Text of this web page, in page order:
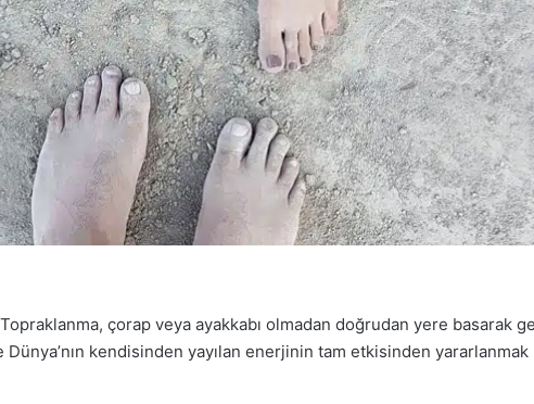
çorap veya ayakkabı olmadan doğrudan yere basarak
kendisinden yayılan enerjinin tam etkisinden